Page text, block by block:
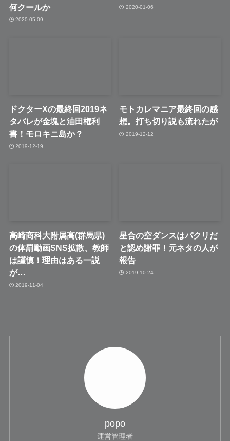
何クールか
2020-05-09
2020-01-06
ドクターXの最終回2019ネ
タバレが金塊と油田権利
書！モロキニ島か？
2019-12-19
モトカレマニア最終回の感
想。打ち切り説も流れたが
2019-12-12
高崎商科大附属高(群馬県)
の体罰動画SNS拡散、教師
は謹慎！理由はある一説
が…
2019-11-04
星合の空ダンスはパクリだ
と認め謝罪！元ネタの人が
報告
2019-10-24
popo
運営管理者